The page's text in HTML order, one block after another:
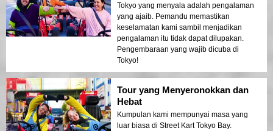
Tokyo yang menyala adalah pengalaman
yang ajaib. Pemandu memastikan
keselamatan kami sambil menjadikan
pengalaman itu tidak dapat dilupakan.
Pengembaraan yang wajib dicuba di
Tokyo!
Tour yang Menyeronokkan dan
Hebat
Kumpulan kami mempunyai masa yang
luar biasa di Street Kart Tokyo Bay.